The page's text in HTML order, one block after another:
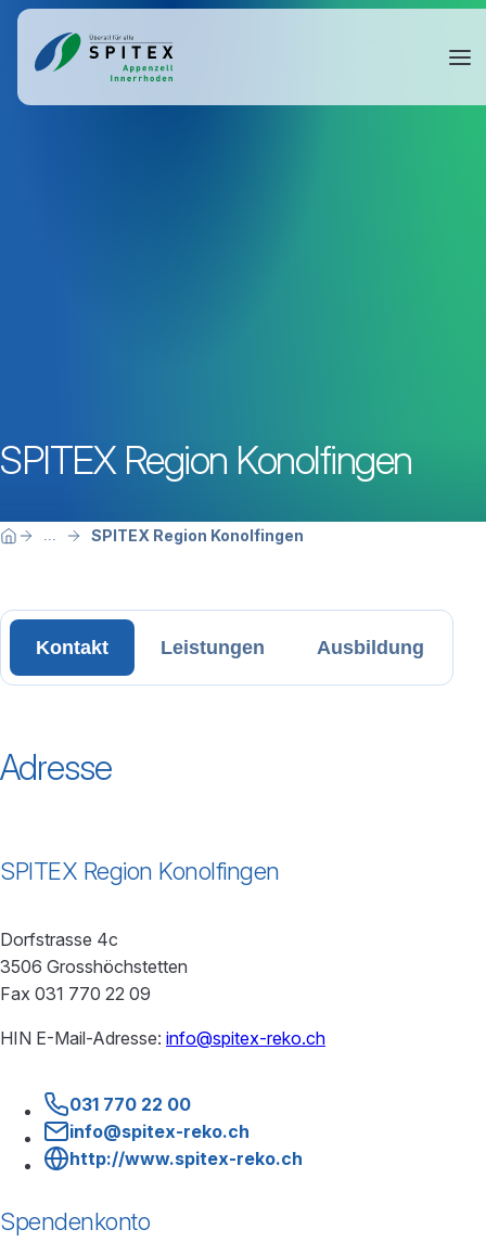
SPITEX Region Konolfingen
Breadcrumbnavigation
Sie befinden sich hier:
Home ... SPITEX Region Konolfingen
Kontakt Leistungen Ausbildung
Adresse
SPITEX Region Konolfingen
Dorfstrasse 4c
3506 Grosshöchstetten
Fax 031 770 22 09
HIN E-Mail-Adresse: info@spitex-reko.ch
031 770 22 00
info@spitex-reko.ch
http://www.spitex-reko.ch
Spendenkonto